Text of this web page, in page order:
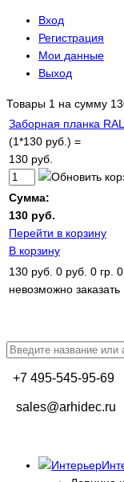
Вход
Регистрация
Мои данные
Выход
Товары 1 на сумму
Заборная планка
(1*130 руб.) =
130 руб.
Сумма:
130 руб.
Перейти в корзину
В корзину
130 руб. 0 руб. 0 гр.
невозможно
+7 495-545-95-69
sales@arhidec.ru